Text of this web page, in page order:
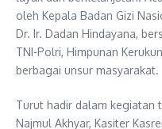
oleh Kepala Badan Gizi
Dr. Ir. Dadan Hindayana,
TNI-Polri, Himpunan
berbagai unsur masyarakat.
Turut hadir dalam kegiatan
Najmul Akhyar, Kasiter